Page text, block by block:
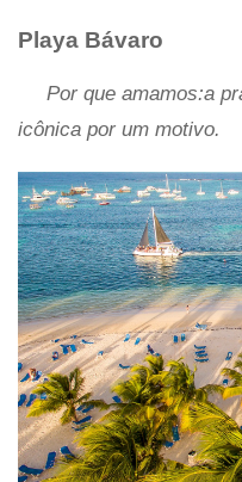
Playa Bávaro
Por que amamos:a
icônica por um motivo.